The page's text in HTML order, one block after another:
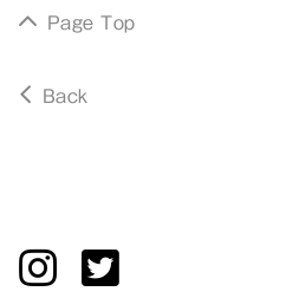
Page Top
Back